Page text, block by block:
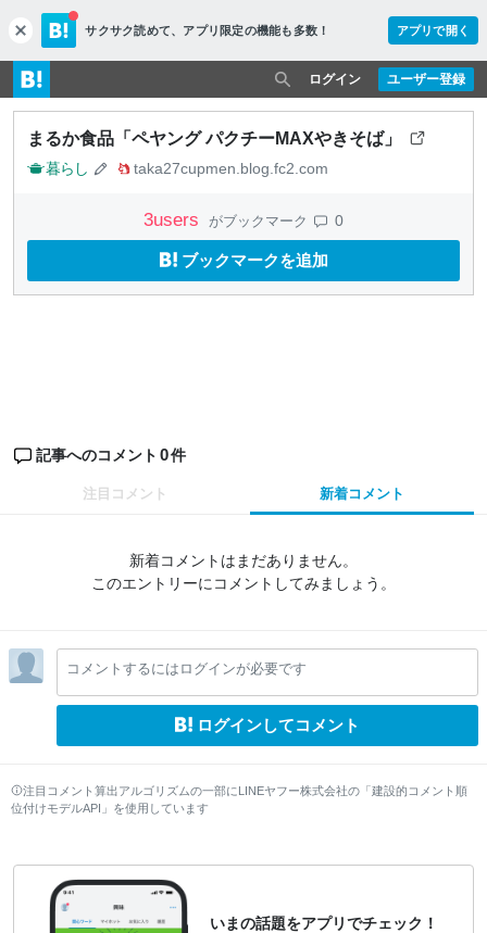
c
l
o
s
e
サクサク読めて、 アプリ限定の機能も多数！ アプリで開く
ユーザー登録
ログイン
まるか食品「ペヤング パクチーMAXやきそば」
暮らし taka27cupmen.blog.fc2.com
3users がブックマーク 0
ブックマークを追加
記事へのコメント 0件
注目コメント 新着コメント
新着コメントはまだありません。
このエントリーにコメントしてみましょう。
コメントするにはログインが必要です
ログインしてコメント
注目コメント算出アルゴリズムの一部にLINEヤフー株式会社の「建設的コメント順
位付けモデルAPI」を使用しています
いまの話題をアプリでチェック！